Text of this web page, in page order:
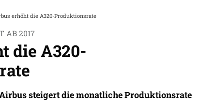
erhöht die A320-Produktionsrate
AB 2017
die A320-
steigert die monatliche Produktionsrate